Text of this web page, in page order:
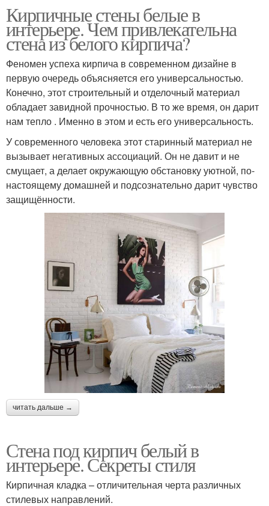
Кирпичные стены белые в
интерьере. Чем привлекательна
стена из белого кирпича?
Феномен успеха кирпича в современном дизайне в
первую очередь объясняется его универсальностью.
Конечно, этот строительный и отделочный материал
обладает завидной прочностью. В то же время, он дарит
нам тепло . Именно в этом и есть его универсальность.
У современного человека этот старинный материал не
вызывает негативных ассоциаций. Он не давит и не
смущает, а делает окружающую обстановку уютной, по-
настоящему домашней и подсознательно дарит чувство
защищённости.
читать дальше →
Стена под кирпич белый в
интерьере. Секреты стиля
Кирпичная кладка – отличительная черта различных
стилевых направлений.